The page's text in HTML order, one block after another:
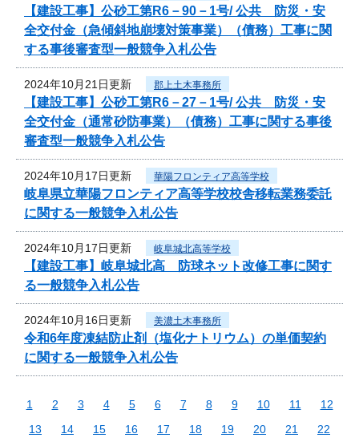
【建設工事】公砂工第R6－90－1号/ 公共 防災・安
全交付金（急傾斜地崩壊対策事業）（債務）工事に関
する事後審査型一般競争入札公告
2024年10月21日更新 郡上土木事務所
【建設工事】公砂工第R6－27－1号/ 公共 防災・安
全交付金（通常砂防事業）（債務）工事に関する事後
審査型一般競争入札公告
2024年10月17日更新 華陽フロンティア高等学校
岐阜県立華陽フロンティア高等学校校舎移転業務委託
に関する一般競争入札公告
2024年10月17日更新 岐阜城北高等学校
【建設工事】岐阜城北高 防球ネット改修工事に関す
る一般競争入札公告
2024年10月16日更新 美濃土木事務所
令和6年度凍結防止剤（塩化ナトリウム）の単価契約
に関する一般競争入札公告
1 2 3 4 5 6 7 8 9 10 11
12
13
14 15 16 17 18 19 20 21
22